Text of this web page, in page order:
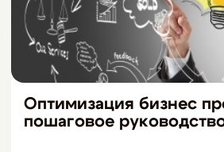
Оптимизация бизнес
пошаговое